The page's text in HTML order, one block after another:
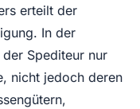
erteilt der
In der
Spediteur nur
nicht jedoch deren